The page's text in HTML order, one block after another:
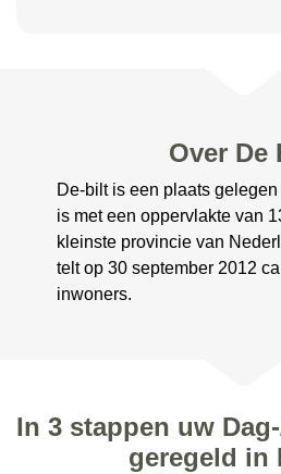
Over De
De-bilt is een plaats
is met een oppervlakte van
kleinste provincie van
telt op 30 september 2012
inwoners.
In 3 stappen uw
geregeld in